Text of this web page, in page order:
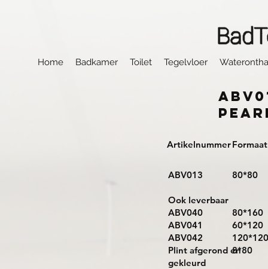
Home Badkamer Toilet Tegelvloer
ArtikelnummerFormaat
80*80
80*160
60*120
120*120
8*80
ABV013
Ook leverbaar
ABV040
ABV041
ABV042
Plint afgerond en
gekleurd